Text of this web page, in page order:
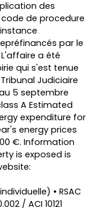
des
de procedure
par le
a été
qui s'est tenue
Judiciaire
5 septembre
A Estimated
expenditure for
energy prices
€. Information
is exposed is
• RSAC
/ ACI 10121